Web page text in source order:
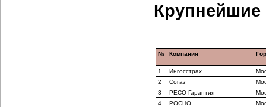
Крупнейшие
№ Компания
1 Ингосстрах
2
Согаз
3
РЕСО-Гарантия
4
РОСНО